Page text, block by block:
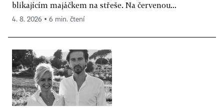
blikajícím majáčkem na střeše. Na červenou...
4. 8. 2026 ▪ 6 min. čtení